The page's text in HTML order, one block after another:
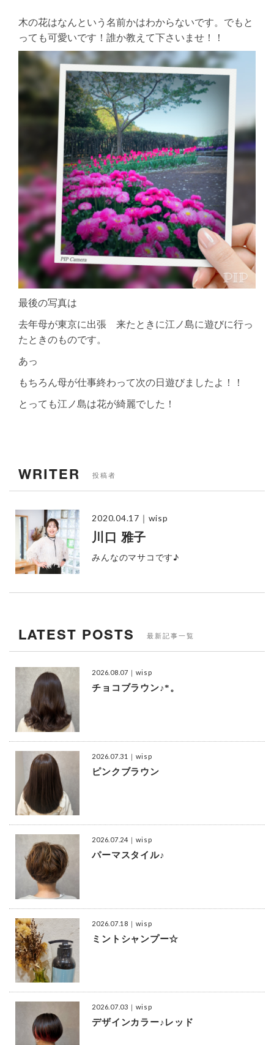
木の花はなんという名前かはわからないです。でもと
っても可愛いです！誰か教えて下さいませ！！
最後の写真は
去年母が東京に出張 来たときに江ノ島に遊びに行っ
たときのものです。
あっ
もちろん母が仕事終わって次の日遊びましたよ！！
とっても江ノ島は花が綺麗でした！
WRITER 投稿者
2020.04.17 ｜wisp
川口 雅子
みんなのマサコです♪
LATEST POSTS 最新記事一覧
2026.08.07 ｜wisp
チョコブラウン♪*。
2026.07.31 ｜wisp
ピンクブラウン
2026.07.24 ｜wisp
パーマスタイル♪
2026.07.18 ｜wisp
ミントシャンプー☆
2026.07.03 ｜wisp
デザインカラー♪レッド